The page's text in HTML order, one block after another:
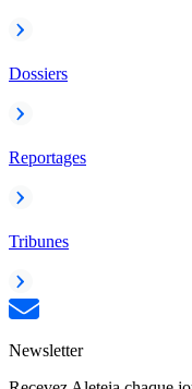
Dossiers
Reportages
Tribunes
Newsletter